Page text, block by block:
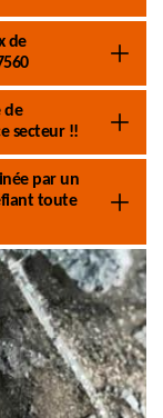
de
de
secteur !!
par un
toute